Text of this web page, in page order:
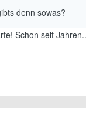
denn sowas?
Schon seit